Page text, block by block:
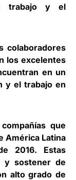
trabajo y el
colaboradores
los excelentes
en un
y el trabajo en
que
América Latina
2016. Estas
y sostener de
alto grado de